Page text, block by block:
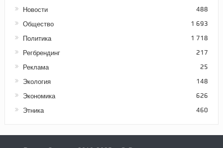
Новости 488
Общество 1 693
Политика 1 718
Регбрендинг 217
Реклама 25
Экология 148
Экономика 626
Этника 460